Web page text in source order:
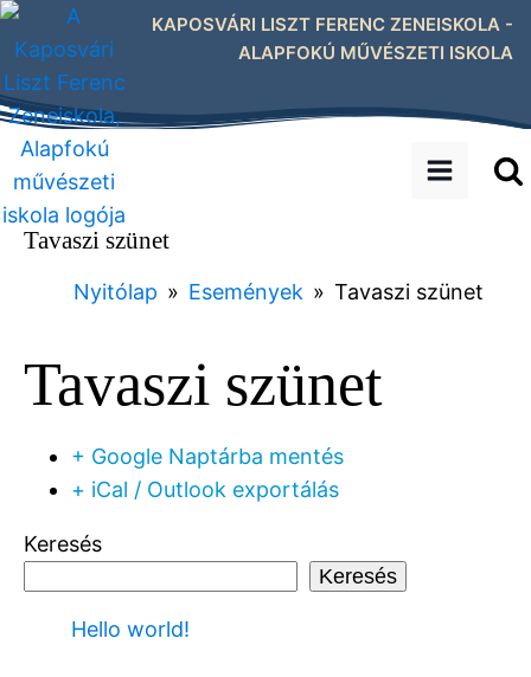
KAPOSVÁRI LISZT FERENC ZENEISKOLA -
ALAPFOKÚ MŰVÉSZETI ISKOLA
Tavaszi szünet
Nyitólap » Események » Tavaszi szünet
Tavaszi szünet
+ Google Naptárba mentés
+ iCal / Outlook exportálás
Keresés
Keresés
Hello world!